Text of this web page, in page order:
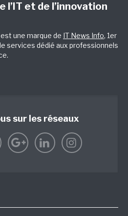
l’IT et de l’innovation
une marque de IT News Info, 1er
services dédié aux professionnels
sur les réseaux